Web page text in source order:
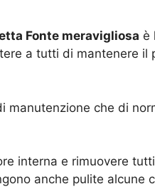
Fonte meravigliosa è
a tutti di mantenere
manutenzione che di
interna e rimuovere
anche pulite alcune